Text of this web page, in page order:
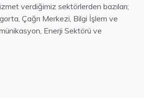
verdiğimiz sektörlerden bazıları;
Çağrı Merkezi, Bilgi İşlem ve
Enerji Sektörü ve